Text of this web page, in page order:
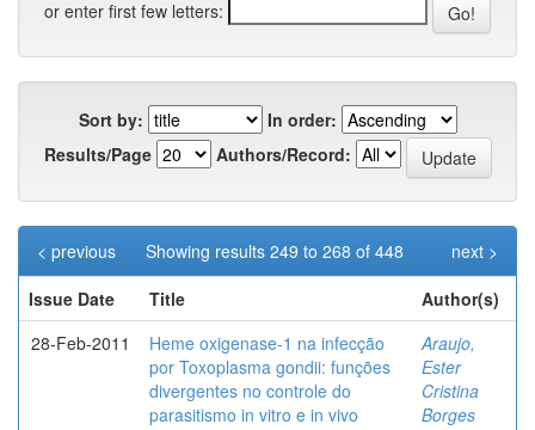
or enter first few letters:
Sort by:
In order:
Results/Page
Authors/Record:
Showing results 249 to 268 of 448
< previous
next >
Issue Date
Title
Author(s)
28-Feb-2011
Heme oxigenase-1 na infecção
por Toxoplasma gondii: funções
divergentes no controle do
parasitismo in vitro e in vivo
Araujo,
Ester
Cristina
Borges